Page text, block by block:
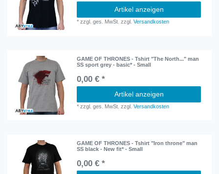
Artikel anzeigen
*zzgl. ges. MwSt. zzgl.Versandkosten
GAME OF THRONES - Tshirt "The North..." man
SS sport grey - basic* - Small
0,00 € *
Artikel anzeigen
*zzgl. ges. MwSt. zzgl.Versandkosten
GAME OF THRONES - Tshirt "Iron throne" man
SS black - New fit* - Small
0,00 € *